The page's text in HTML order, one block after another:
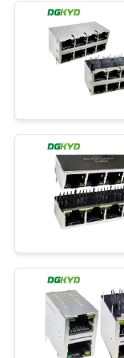
CHÍNH
SÁCH
MẬT
RJ45